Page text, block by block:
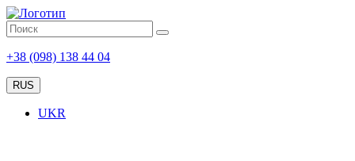
+38 (098) 138 44 04
RUS
UKR